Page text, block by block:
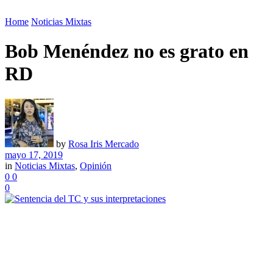
Home Noticias Mixtas
Bob Menéndez no es grato en
RD
by Rosa Iris Mercado
mayo 17, 2019
in Noticias Mixtas, Opinión
0 0
0